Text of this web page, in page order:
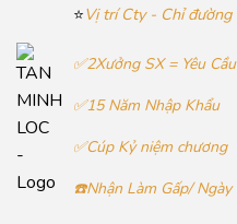
⭐Vị trí Cty - Chỉ đường
✅2Xưởng SX = Yêu Cầu
✅15 Năm Nhập Khẩu
✅Cúp Kỷ niệm chương
☎️Nhận Làm Gấp/ Ngày